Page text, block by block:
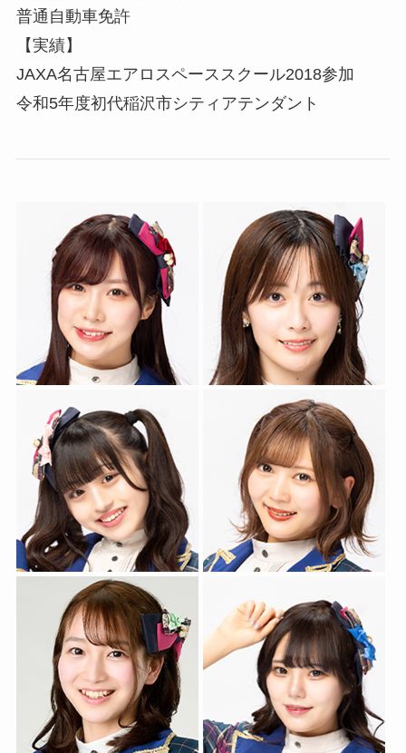
普通自動車免許
【実績】
JAXA名古屋エアロスペーススクール2018参加
令和5年度初代稲沢市シティアテンダント